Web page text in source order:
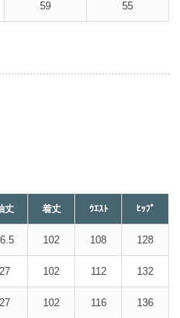
59 55
丈 着丈 ｳｴｽﾄ ﾋｯﾌﾟ
102 108 128
27 102 112 132
27 102 116 136